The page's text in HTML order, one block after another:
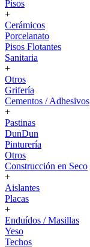
Pisos
+
Cerámicos
Porcelanato
Pisos Flotantes
Sanitaria
+
Otros
Grifería
Cementos / Adhesivos
+
Pastinas
DunDun
Pinturería
Otros
Construcción en Seco
+
Aislantes
Placas
+
Enduídos / Masillas
Yeso
Techos